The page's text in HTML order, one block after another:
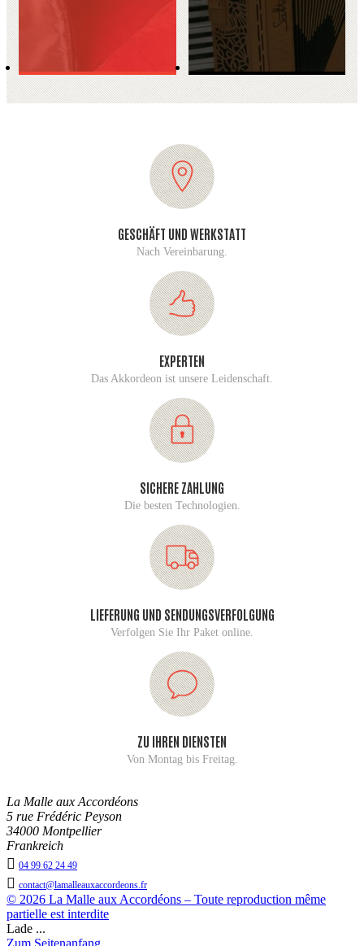
GESCHÄFT UND WERKSTATT
Nach Vereinbarung.
EXPERTEN
Das Akkordeon ist unsere Leidenschaft.
SICHERE ZAHLUNG
Die besten Technologien.
LIEFERUNG UND SENDUNGSVERFOLGUNG
Verfolgen Sie Ihr Paket online.
ZU IHREN DIENSTEN
Von Montag bis Freitag.
La Malle aux Accordéons
5 rue Frédéric Peyson
34000 Montpellier
Frankreich
 04 99 62 24 49
 contact@lamalleauxaccordeons.fr
© 2026 La Malle aux Accordéons – Toute reproduction même
partielle est interdite
Lade ...
Zum Seitenanfang